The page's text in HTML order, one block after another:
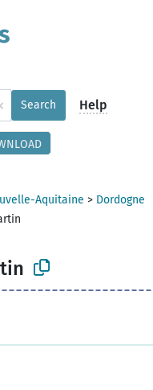
Search Help
Aquitaine > Dordogne